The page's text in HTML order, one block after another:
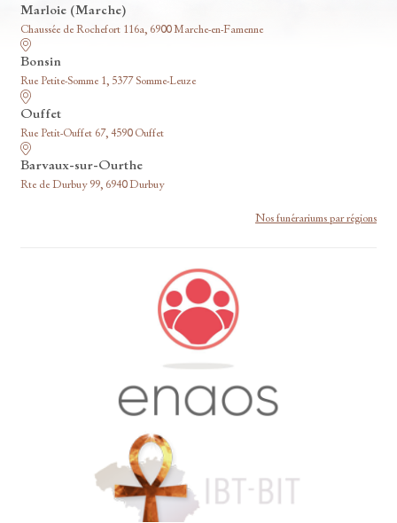
Marloie (Marche)
Chaussée de Rochefort 116a, 6900 Marche-en-Famenne
Bonsin
Rue Petite-Somme 1, 5377 Somme-Leuze
Ouffet
Rue Petit-Ouffet 67, 4590 Ouffet
Barvaux-sur-Ourthe
Rte de Durbuy 99, 6940 Durbuy
Nos funérariums par régions